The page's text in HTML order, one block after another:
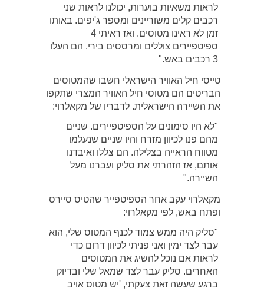
לראות משאיות בוערות, יכולנו לראות שני
רכבים קלים משוריינים ומספר ג'יפים. באותו
זמן לא ראינו מטוסים. ואז ראיתי 4
ספיטפיירים צוללים ומרססים בירי. הם העלו
3 רכבים באש."
טייסי חיל האוויר הישראלי חשבו שהמטוסים
הבריטים הם מטוסי חיל האוויר המצרי שתקפו
את השיירה הישראלית. לדבריו של מקאלרוי:
"לא היו סימונים על הספיטפיירים. שניים
מהם פנו לכיוון מזרח והיו שניים שנעלמו
מטווח הראייה בצלילה. הם צללו ואיבדנו
אותם, אז הזהרתי את סליק ועברנו מעל
השיירה."
מקאלרוי עקב אחר הספיטפייר שהטיס סיירס
ופתח באש, לפי מקאלרוי:
"סליק היה ממש צמוד לכנף המטוס שלי, הוא
עבר לצד ימין ואני פניתי לכיוון דרום כדי
לראות אם נוכל להשיג את המטוסים
האחרים. סליק עבר לצד שמאל שלי ובדיוק
ברגע שעשה זאת צעקתי, 'יש מטוס אויב